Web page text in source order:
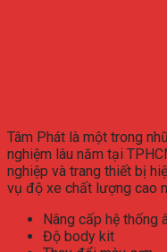
Tâm Phát là một trong
nghiệm lâu năm tại
nghiệp và trang thiết bị
vụ độ xe chất lượng cao
Nâng cấp hệ thống
Độ body kit